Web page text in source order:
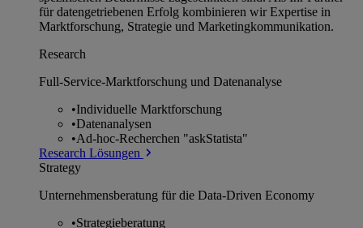
für datengetriebenen Erfolg kombinieren wir Expertise in
Marktforschung, Strategie und Marketingkommunikation.
Research
Full-Service-Marktforschung und Datenanalyse
•Individuelle Marktforschung
•Datenanalysen
•Ad-hoc-Recherchen "askStatista"
Research Lösungen
Strategy
Unternehmens­beratung für die Data-Driven Economy
•Strategieberatung